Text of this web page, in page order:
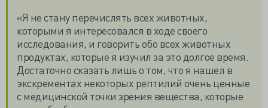
«Я не стану перечислять всех животных,
которыми я интересовался в ходе своего
исследования, и говорить обо всех животных
продуктах, которые я изучил за это долгое время.
Достаточно сказать лишь о том, что я нашел в
экскрементах некоторых рептилий очень ценные
с медицинской точки зрения вещества, которые